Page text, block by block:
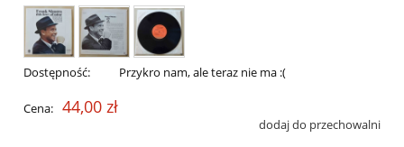
Dostępność: Przykro nam, ale teraz nie ma :(
Cena: 44,00 zł
dodaj do przechowalni